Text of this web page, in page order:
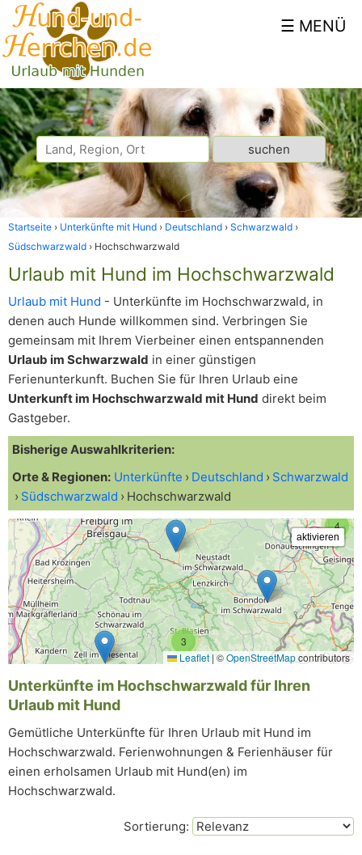
Startseite Unterkünfte mit Hund Deutschland
Schwarzwald
Südschwarzwald
Hochschwarzwald
Urlaub mit Hund im Hochschwarzwald
Urlaub mit Hund - Unterkünfte im Hochschwarzwald, in
denen auch Hunde willkommen sind. Verbringen Sie
gemeinsam mit Ihrem Vierbeiner einen entspannenden
Urlaub im Schwarzwald in einer günstigen
Ferienunterkunft. Buchen Sie für Ihren Urlaub eine
Unterkunft im Hochschwarzwald mit Hund direkt beim
Gastgeber.
Bisherige Auswahlkriterien:
Orte & Regionen: Unterkünfte Deutschland
Schwarzwald
Südschwarzwald
Hochschwarzwald
3
4
Leaflet | ©OpenStreetMapcontributors
Unterkünfte im Hochschwarzwald für Ihren
Urlaub mit Hund
Gemütliche Unterkünfte für Ihren Urlaub mit Hund im
Hochschwarzwald. Ferienwohnungen & Ferienhäuser für
einen erholsamen Urlaub mit Hund(en) im
Hochschwarzwald.
Sortierung: